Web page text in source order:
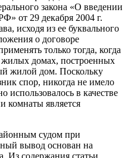
закона «О введении
от 29 декабря 2004 г.
исходя из ее буквального
о договоре
только тогда, когда
домах, построенных
жилой дом. Поскольку
спор, никогда не имело
использовалось в качестве
комнаты является
судом при
вывод основан на
Из содержания статьи